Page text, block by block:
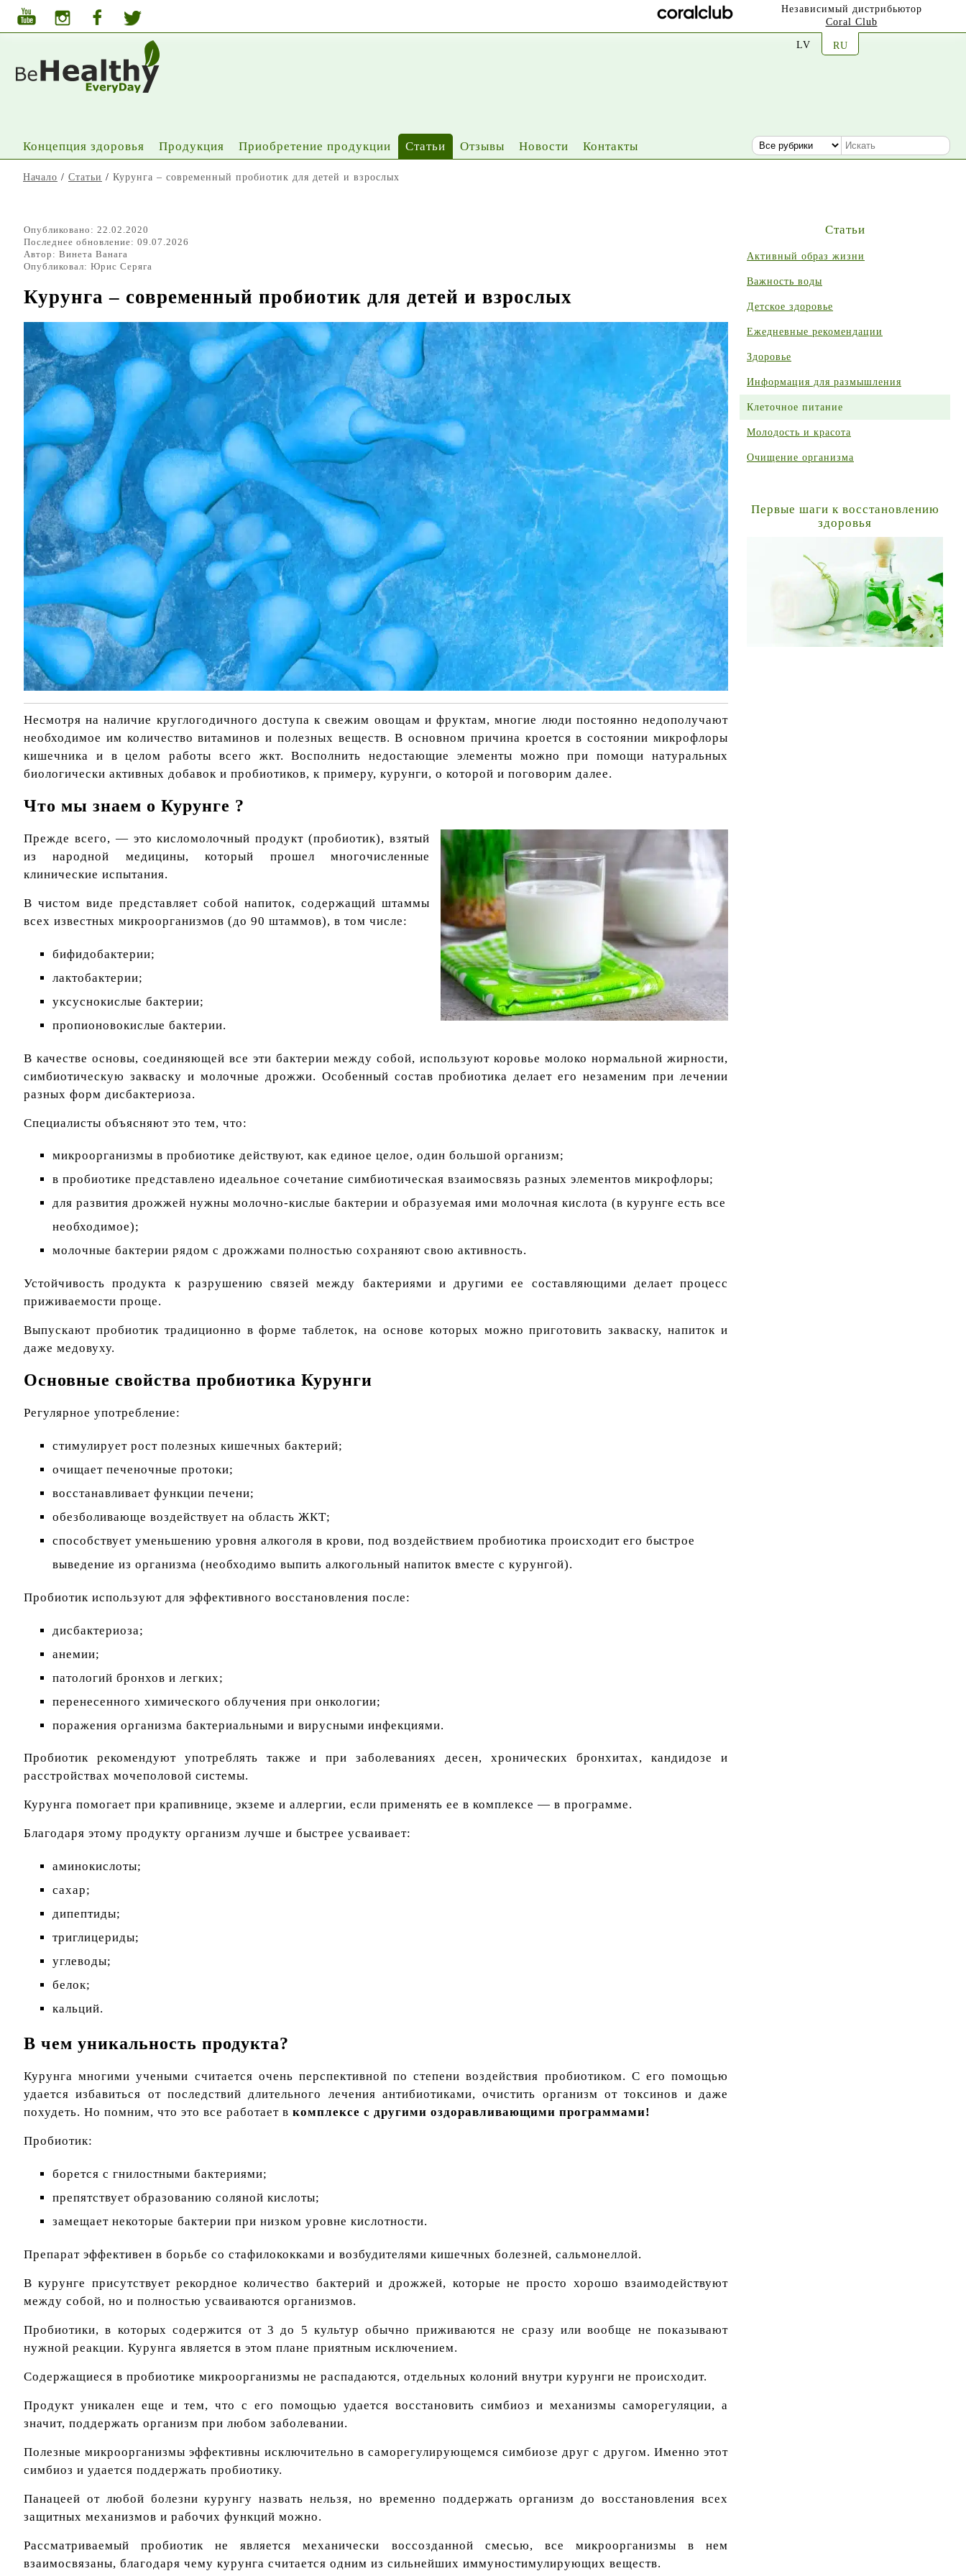
Независимый дистрибьютор
Coral Club
LV
RU
Концепция здоровья Продукция Приобретение продукции Статьи Отзывы Новости Контакты
Начало / Статьи / Курунга – современный пробиотик для детей и взрослых
Опубликовано: 22.02.2020
Последнее обновление: 09.07.2026
Автор: Винета Ванага
Опубликовал: Юрис Серяга
Курунга – современный пробиотик для детей и взрослых
Несмотря на наличие круглогодичного доступа к свежим овощам и фруктам, многие люди постоянно недополучают
необходимое им количество витаминов и полезных веществ. В основном причина кроется в состоянии микрофлоры
кишечника и в целом работы всего жкт. Восполнить недостающие элементы можно при помощи натуральных
биологически активных добавок и пробиотиков, к примеру, курунги, о которой и поговорим далее.
Что мы знаем о Курунге ?
Прежде всего, — это кисломолочный продукт (пробиотик), взятый
из народной медицины, который прошел многочисленные
клинические испытания.
В чистом виде представляет собой напиток, содержащий штаммы
всех известных микроорганизмов (до 90 штаммов), в том числе:
бифидобактерии;
лактобактерии;
уксуснокислые бактерии;
пропионовокислые бактерии.
В качестве основы, соединяющей все эти бактерии между собой, используют коровье молоко нормальной жирности,
симбиотическую закваску и молочные дрожжи. Особенный состав пробиотика делает его незаменим при лечении
разных форм дисбактериоза.
Специалисты объясняют это тем, что:
микроорганизмы в пробиотике действуют, как единое целое, один большой организм;
в пробиотике представлено идеальное сочетание симбиотическая взаимосвязь разных элементов микрофлоры;
для развития дрожжей нужны молочно-кислые бактерии и образуемая ими молочная кислота (в курунге есть все
необходимое);
молочные бактерии рядом с дрожжами полностью сохраняют свою активность.
Устойчивость продукта к разрушению связей между бактериями и другими ее составляющими делает процесс
приживаемости проще.
Выпускают пробиотик традиционно в форме таблеток, на основе которых можно приготовить закваску, напиток и
даже медовуху.
Основные свойства пробиотика Курунги
Регулярное употребление:
стимулирует рост полезных кишечных бактерий;
очищает печеночные протоки;
восстанавливает функции печени;
обезболивающе воздействует на область ЖКТ;
способствует уменьшению уровня алкоголя в крови, под воздействием пробиотика происходит его быстрое
выведение из организма (необходимо выпить алкогольный напиток вместе с курунгой).
Пробиотик используют для эффективного восстановления после:
дисбактериоза;
анемии;
патологий бронхов и легких;
перенесенного химического облучения при онкологии;
поражения организма бактериальными и вирусными инфекциями.
Пробиотик рекомендуют употреблять также и при заболеваниях десен, хронических бронхитах, кандидозе и
расстройствах мочеполовой системы.
Курунга помогает при крапивнице, экземе и аллергии, если применять ее в комплексе — в программе.
Благодаря этому продукту организм лучше и быстрее усваивает:
аминокислоты;
сахар;
дипептиды;
триглицериды;
углеводы;
белок;
кальций.
В чем уникальность продукта?
Курунга многими учеными считается очень перспективной по степени воздействия пробиотиком. С его помощью
удается избавиться от последствий длительного лечения антибиотиками, очистить организм от токсинов и даже
похудеть. Но помним, что это все работает в комплексе с другими оздоравливающими программами!
Пробиотик:
борется с гнилостными бактериями;
препятствует образованию соляной кислоты;
замещает некоторые бактерии при низком уровне кислотности.
Препарат эффективен в борьбе со стафилококками и возбудителями кишечных болезней, сальмонеллой.
В курунге присутствует рекордное количество бактерий и дрожжей, которые не просто хорошо взаимодействуют
между собой, но и полностью усваиваются организмов.
Пробиотики, в которых содержится от 3 до 5 культур обычно приживаются не сразу или вообще не показывают
нужной реакции. Курунга является в этом плане приятным исключением.
Содержащиеся в пробиотике микроорганизмы не распадаются, отдельных колоний внутри курунги не происходит.
Продукт уникален еще и тем, что с его помощью удается восстановить симбиоз и механизмы саморегуляции, а
значит, поддержать организм при любом заболевании.
Полезные микроорганизмы эффективны исключительно в саморегулирующемся симбиозе друг с другом. Именно этот
симбиоз и удается поддержать пробиотику.
Панацеей от любой болезни курунгу назвать нельзя, но временно поддержать организм до восстановления всех
защитных механизмов и рабочих функций можно.
Рассматриваемый пробиотик не является механически воссозданной смесью, все микроорганизмы в нем
взаимосвязаны, благодаря чему курунга считается одним из сильнейших иммуностимулирующих веществ.
Статьи
Активный образ жизни
Важность воды
Детское здоровье
Ежедневные рекомендации
Здоровье
Информация для размышления
Клеточное питание
Молодость и красота
Очищение организма
Первые шаги к восстановлению
здоровья